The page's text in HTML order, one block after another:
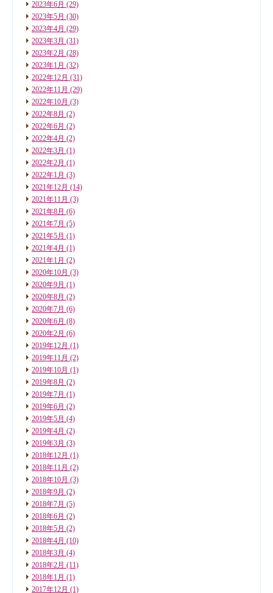
2023年6月 (29)
2023年5月 (30)
2023年4月 (29)
2023年3月 (31)
2023年2月 (28)
2023年1月 (32)
2022年12月 (31)
2022年11月 (29)
2022年10月 (3)
2022年8月 (2)
2022年6月 (2)
2022年4月 (2)
2022年3月 (1)
2022年2月 (1)
2022年1月 (3)
2021年12月 (14)
2021年11月 (3)
2021年8月 (6)
2021年7月 (5)
2021年5月 (1)
2021年4月 (1)
2021年1月 (2)
2020年10月 (3)
2020年9月 (1)
2020年8月 (2)
2020年7月 (6)
2020年6月 (8)
2020年2月 (6)
2019年12月 (1)
2019年11月 (2)
2019年10月 (1)
2019年8月 (2)
2019年7月 (1)
2019年6月 (2)
2019年5月 (4)
2019年4月 (2)
2019年3月 (3)
2018年12月 (1)
2018年11月 (2)
2018年10月 (3)
2018年9月 (2)
2018年7月 (5)
2018年6月 (2)
2018年5月 (2)
2018年4月 (10)
2018年3月 (4)
2018年2月 (11)
2018年1月 (1)
2017年12月 (1)